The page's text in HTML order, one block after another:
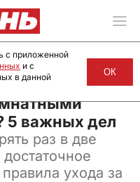
5 важных дел
раз в две
ухода за
с приложенной
и с
в данной
ОК